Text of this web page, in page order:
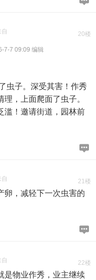
20楼
7-7 09:09 编辑
虫子。深受其害！作秀
，上面爬面了虫子。
滥！邀请街道，园林前
21楼
卵，减轻下一次虫害的
22楼
是物业作秀，业主继续